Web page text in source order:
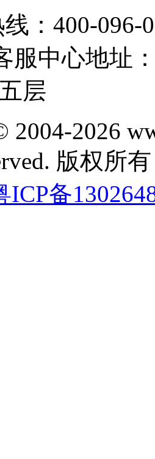
：400-096-
服中心地址
层
2004-2026
版权所
ICP备